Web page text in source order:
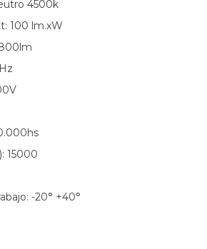
4500k
100 lm.xW
15000
-20° +40°